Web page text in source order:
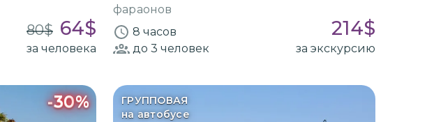
80$ 64$
за человека
фараонов
8 часов
214$
до 3 человек за экскурсию
-30%
ГРУППОВАЯ
на автобусе